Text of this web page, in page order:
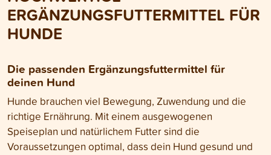
Blogartikel
Mikrobiom so
ERGÄNZUNGSFUTTERMITTEL FÜR
HUNDE
Die passenden Ergänzungsfuttermittel für
deinen Hund
Hunde brauchen viel Bewegung, Zuwendung und die
richtige Ernährung. Mit einem ausgewogenen
Speiseplan und natürlichem Futter sind die
Voraussetzungen optimal, dass dein Hund gesund und